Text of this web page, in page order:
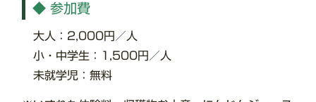
◆ 参加費
大人：2,000円／人
小・中学生：1,500円／人
未就学児：無料